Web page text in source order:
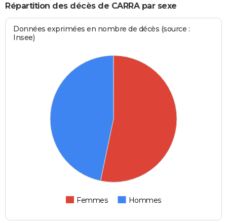
Répartition des décès de CARRA par sexe
Données exprimées en nombre de décès (source :
Insee)
Femmes Hommes